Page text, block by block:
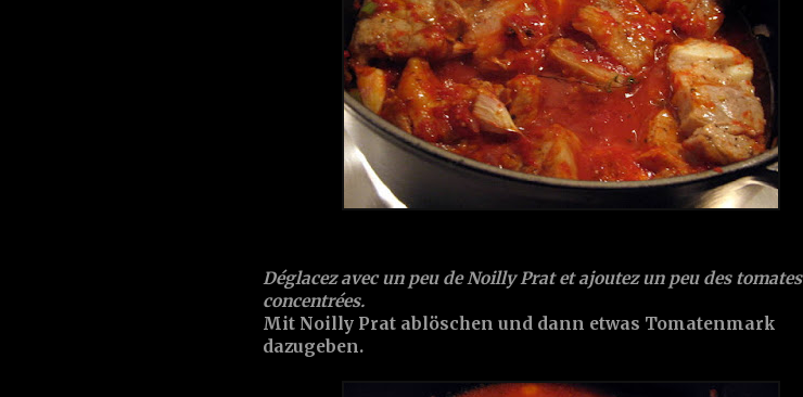
Déglacez avec un peu deNoilly Pratet ajoutez un peu des tomates
concentrées.
Mit Noilly Prat ablöschen und dann etwas Tomatenmark
dazugeben.